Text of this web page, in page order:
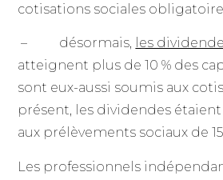
cotisations sociales
– désormais, les
atteignent plus de 10 % des
sont eux-aussi soumis aux
présent, les dividendes
aux prélèvements sociaux de
Les professionnels